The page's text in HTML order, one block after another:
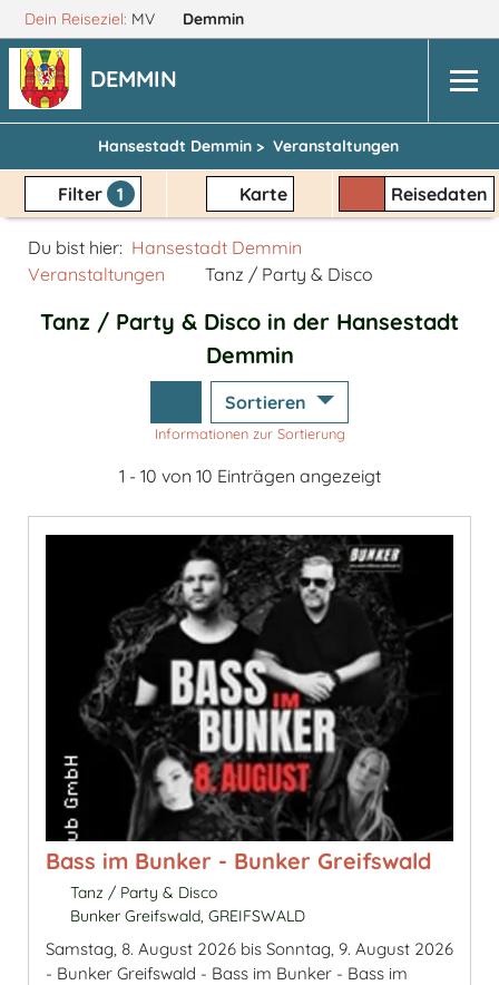
Dein Reiseziel: MV Demmin
DEMMIN
Hansestadt Demmin > Veranstaltungen
Filter 1 Karte Reisedaten
Du bist hier: Hansestadt Demmin
Veranstaltungen
Tanz / Party & Disco
Tanz / Party & Disco in der Hansestadt
Demmin
Sortieren
Informationen zur Sortierung
1 - 10 von 10 Einträgen angezeigt
Bass im Bunker - Bunker Greifswald
Tanz / Party & Disco
Bunker Greifswald, GREIFSWALD
Samstag, 8. August 2026 bis Sonntag, 9. August 2026
- Bunker Greifswald - Bass im Bunker - Bass im